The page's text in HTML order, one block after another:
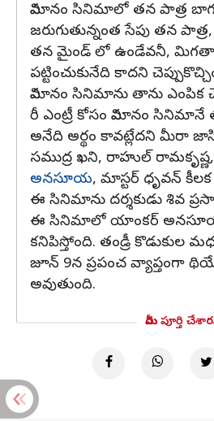
విమానం సినిమాలో తన పాత్ర
జరుగుతున్నంత సేపు తన
తన మైండ్ లో ఉండేవనీ, మిగతా
పట్టించుకునేది కాదని
విమానం సినిమాను తాను ఎంపిక
రీ ఎంట్రీ కోసం విమానం సినిమానే
అనేది అర్థం కావట్లేదని మీరా
సముద్ర ఖని, రాహుల్ రామకృష్ణ,
అనసూయ, మాస్టర్ ధృవన్ కీలక
ఈ సినిమాను దర్శకుడు శివ
ఈ సినిమాలో యాంకర్
కనిపిస్తోంది. తండ్రీ కొడుకుల
జూన్ 9న ప్రపంచ వ్యాప్తంగా
అవుతుంది.
మీరు పూర్తి